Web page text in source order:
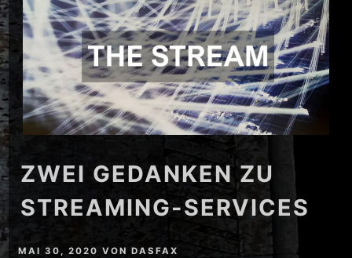
ZWEI GEDANKEN ZU
STREAMING-SERVICES
MAI 30, 2020 VONDASFAX